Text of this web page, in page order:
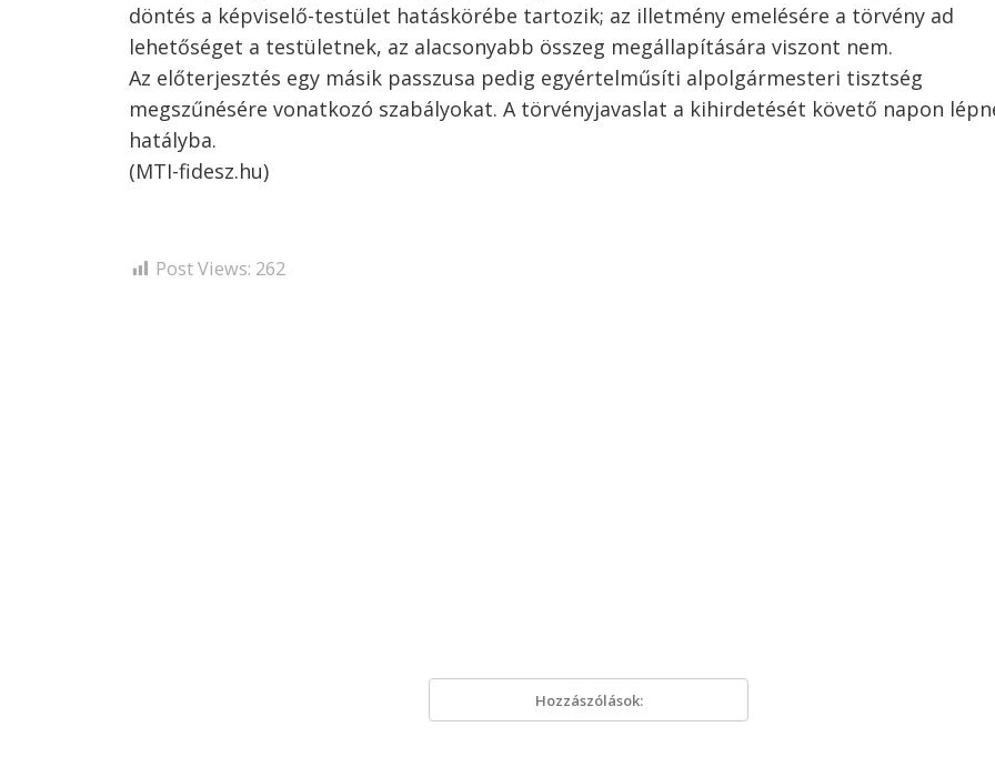
döntés a képviselő-testület hatáskörébe tartozik; az illetmény emelésére a törvény ad
lehetőséget a testületnek, az alacsonyabb összeg megállapítására viszont nem.
Az előterjesztés egy másik passzusa pedig egyértelműsíti alpolgármesteri tisztség
megszűnésére vonatkozó szabályokat. A törvényjavaslat a kihirdetését követő napon
hatályba.
(MTI-fidesz.hu)
Post Views: 262
Hozzászólások: